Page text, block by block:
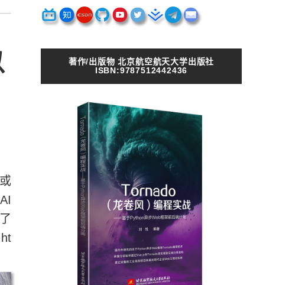
著作/出版物 北京航空航天大学出版社
ISBN:9787512442436